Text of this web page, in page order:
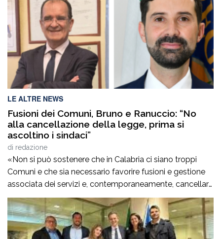
LE ALTRE NEWS
Fusioni dei Comuni, Bruno e Ranuccio: “No
alla cancellazione della legge, prima si
ascoltino i sindaci”
di redazione
«Non si può sostenere che in Calabria ci siano troppi
Comuni e che sia necessario favorire fusioni e gestione
associata dei servizi e, contemporaneamente, cancellare
la legge regionale che sostiene proprio questi processi.
Prima di procedere con l’abrogazione della legge 15 del
2006 occorre ascoltare i sindaci e valutare con
attenzione tutte le conseguenze che […]